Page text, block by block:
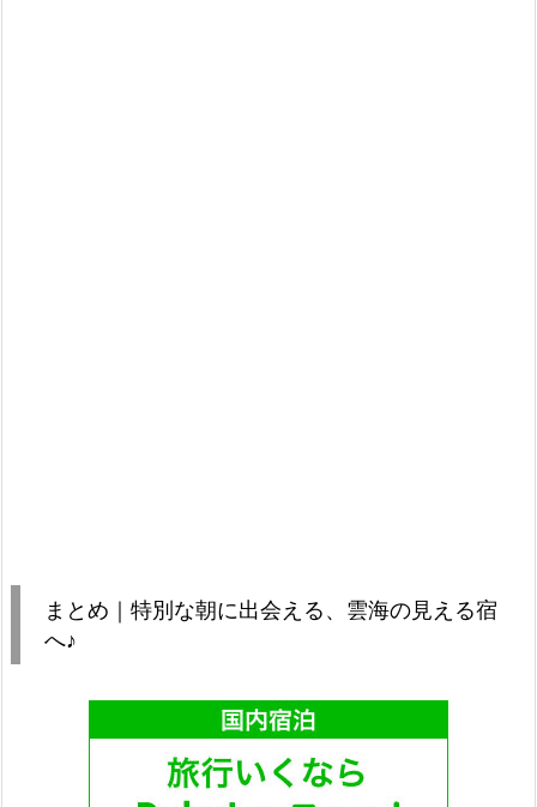
まとめ｜特別な朝に出会える、雲海の見える宿
へ♪